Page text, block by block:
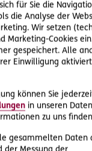
für Sie die
die Analyse der
Wir setzen
Marketing-Cookies
gespeichert. Alle
Einwilligung
können Sie
in unseren
zu uns
gesammelten Daten
zur Abwehr von
den D.A.S.
ist. Im darin
für die
Ansprüchen
Privat